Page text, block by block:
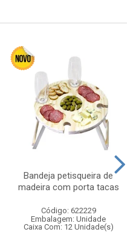
Bandeja petisqueira de
madeira com porta tacas
Código: 622229
Embalagem: Unidade
Caixa Com: 12 Unidade(s)